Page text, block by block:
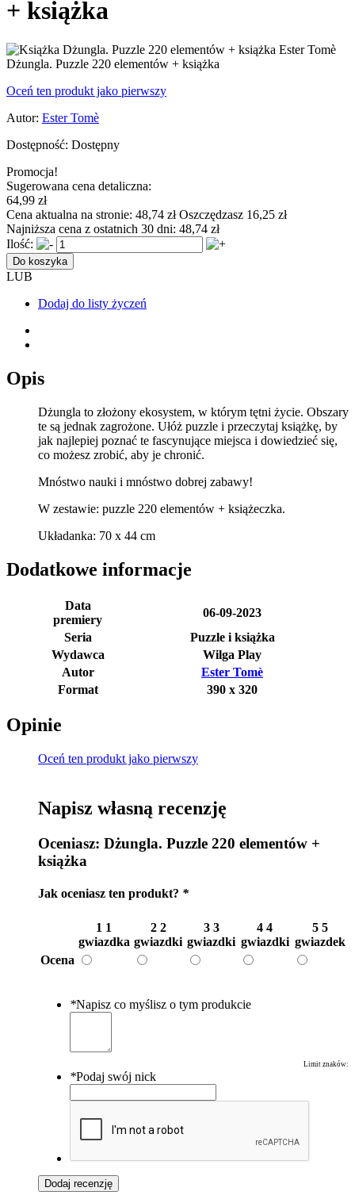
+ książka
Dżungla. Puzzle 220 elementów + książka
Oceń ten produkt jako pierwszy
Autor: Ester Tomè
Dostępność: Dostępny
Promocja!
Sugerowana cena detaliczna:
64,99 zł
Cena aktualna na stronie: 48,74 złOszczędzasz 16,25 zł
Najniższa cena z ostatnich 30 dni: 48,74 zł
Ilość:
Do koszyka
LUB
Dodaj do listy życzeń
Opis
Dżungla to złożony ekosystem, w którym tętni życie. Obszary
te są jednak zagrożone. Ułóż puzzle i przeczytaj książkę, by
jak najlepiej poznać te fascynujące miejsca i dowiedzieć się,
co możesz zrobić, aby je chronić.
Mnóstwo nauki i mnóstwo dobrej zabawy!
W zestawie: puzzle 220 elementów + książeczka.
Układanka: 70 x 44 cm
Dodatkowe informacje
Data
premiery
06-09-2023
Seria
Puzzle i książka
Wydawca
Wilga Play
Autor
Ester Tomè
Format
390 x 320
Opinie
Oceń ten produkt jako pierwszy
Napisz własną recenzję
Oceniasz: Dżungla. Puzzle 220 elementów +
książka
Jak oceniasz ten produkt? *
1 1
gwiazdka
2 2
gwiazdki
3 3
gwiazdki
4 4
gwiazdki
5 5
gwiazdek
Ocena
*Napisz co myślisz o tym produkcie
Limit znaków:
*Podaj swój nick
Dodaj recenzję